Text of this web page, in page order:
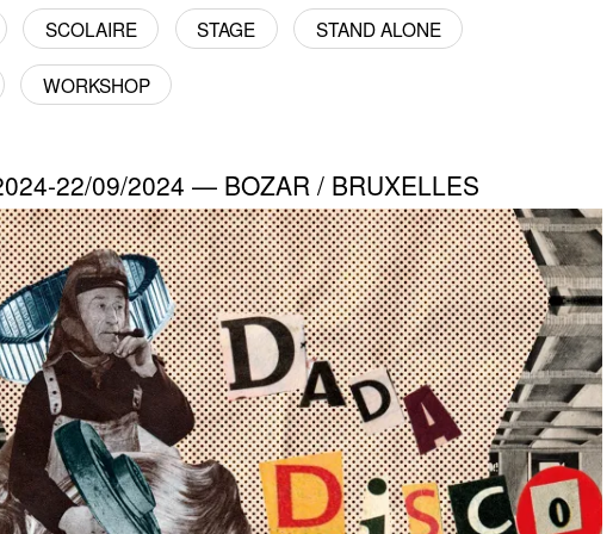
SCOLAIRE STAGE STAND ALONE
WORKSHOP
22/09/2024 — BOZAR / BRUXELLES